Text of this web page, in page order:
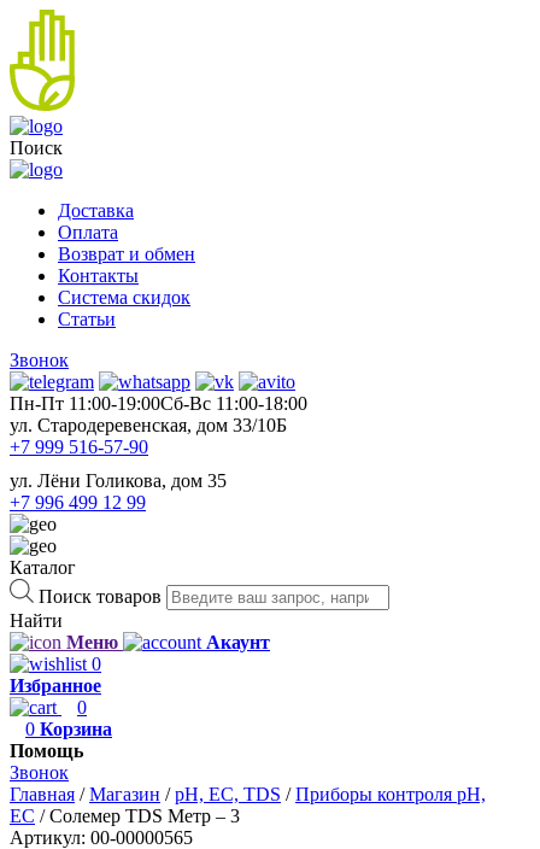
Поиск
Доставка
Оплата
Возврат и обмен
Контакты
Система скидок
Статьи
Звонок
Пн-Пт 11:00-19:00Cб-Вс 11:00-18:00
ул. Стародеревенская, дом 33/10Б
+7 999 516-57-90
ул. Лёни Голикова, дом 35
+7 996 499 12 99
Каталог
Поиск товаров
Найти
Меню
Акаунт
0
Избранное
0
0 Корзина
Помощь
Звонок
Главная /Магазин /рН, EC, TDS /Приборы контроля pH,
EC /Солемер TDS Метр – 3
Артикул: 00-00000565